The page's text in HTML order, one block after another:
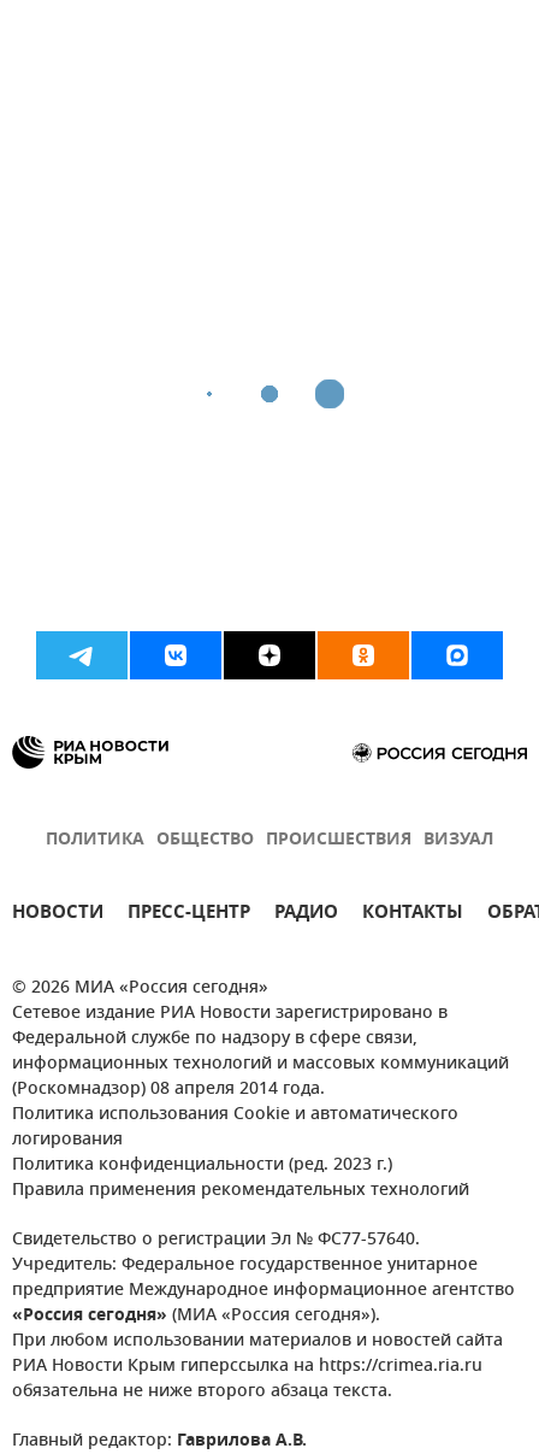
ПОЛИТИКА ОБЩЕСТВО ПРОИСШЕСТВИЯ ВИЗУАЛ
НОВОСТИ ПРЕСС-ЦЕНТР РАДИО КОНТАКТЫ
© 2026 МИА «Россия сегодня»
Сетевое издание РИА Новости зарегистрировано в
Федеральной службе по надзору в сфере связи,
информационных технологий и массовых коммуникаций
(Роскомнадзор) 08 апреля 2014 года.
Политика использования Cookie и автоматического
логирования
Политика конфиденциальности (ред. 2023 г.)
Правила применения рекомендательных технологий
Свидетельство о регистрации Эл № ФС77-57640.
Учредитель: Федеральное государственное унитарное
предприятие Международное информационное агентство
«Россия сегодня» (МИА «Россия сегодня»).
При любом использовании материалов и новостей сайта
РИА Новости Крым гиперссылка на https://crimea.ria.ru
обязательна не ниже второго абзаца текста.
Главный редактор: Гаврилова А.В.